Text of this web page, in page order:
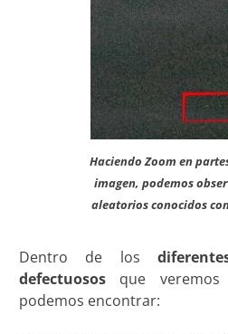
Haciendo Zoom en
imagen, podemos
aleatorios conocidos
Dentro de los
defectuososque veremos
podemos encontrar: